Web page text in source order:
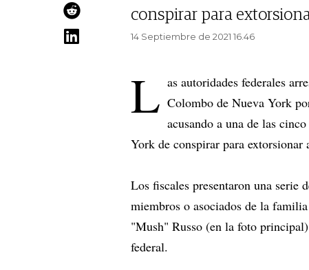
conspirar para
14 Septiembre de 2021 16.46
L as autoridades federales
Colombo de Nueva York
acusando a una de las
York de conspirar para
Los fiscales presentaron una serie
miembros o asociados de la
"Mush" Russo (en la foto
federal.